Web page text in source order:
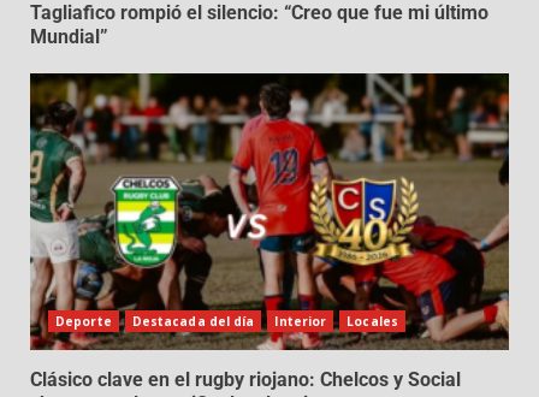
Tagliafico rompió el silencio: “Creo que fue mi último
Mundial”
Deporte Destacada del día Interior Locales
Clásico clave en el rugby riojano: Chelcos y Social